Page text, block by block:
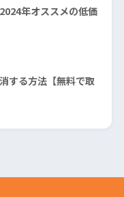
年オススメの低価
する方法【無料で取